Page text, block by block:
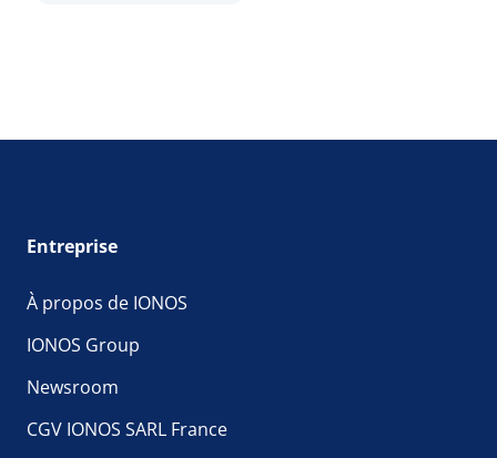
Entreprise
À propos de IONOS
IONOS Group
Newsroom
CGV IONOS SARL France